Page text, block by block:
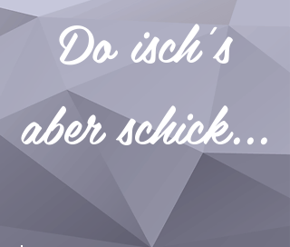
Do isch's
aber schick...